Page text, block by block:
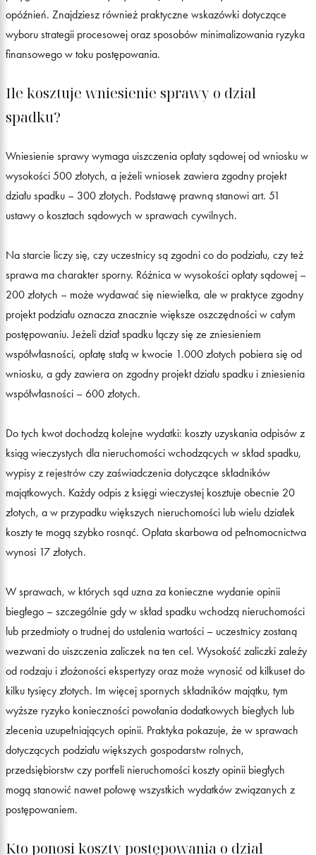
opóźnień. Znajdziesz również praktyczne wskazówki dotyczące
wyboru strategii procesowej oraz sposobów minimalizowania ryzyka
finansowego w toku postępowania.
Ile kosztuje wniesienie sprawy o dział
spadku?
Wniesienie sprawy wymaga uiszczenia opłaty sądowej od wniosku w
wysokości 500 złotych, a jeżeli wniosek zawiera zgodny projekt
działu spadku – 300 złotych. Podstawę prawną stanowi art. 51
ustawy o kosztach sądowych w sprawach cywilnych.
Na starcie liczy się, czy uczestnicy są zgodni co do podziału, czy też
sprawa ma charakter sporny. Różnica w wysokości opłaty sądowej –
200 złotych – może wydawać się niewielka, ale w praktyce zgodny
projekt podziału oznacza znacznie większe oszczędności w całym
postępowaniu. Jeżeli dział spadku łączy się ze zniesieniem
współwłasności, opłatę stałą w kwocie 1.000 złotych pobiera się od
wniosku, a gdy zawiera on zgodny projekt działu spadku i zniesienia
współwłasności – 600 złotych.
Do tych kwot dochodzą kolejne wydatki: koszty uzyskania odpisów z
ksiąg wieczystych dla nieruchomości wchodzących w skład spadku,
wypisy z rejestrów czy zaświadczenia dotyczące składników
majątkowych. Każdy odpis z księgi wieczystej kosztuje obecnie 20
złotych, a w przypadku większych nieruchomości lub wielu działek
koszty te mogą szybko rosnąć. Opłata skarbowa od pełnomocnictwa
wynosi 17 złotych.
W sprawach, w których sąd uzna za konieczne wydanie opinii
biegłego – szczególnie gdy w skład spadku wchodzą nieruchomości
lub przedmioty o trudnej do ustalenia wartości – uczestnicy zostaną
wezwani do uiszczenia zaliczek na ten cel. Wysokość zaliczki zależy
od rodzaju i złożoności ekspertyzy oraz może wynosić od kilkuset do
kilku tysięcy złotych. Im więcej spornych składników majątku, tym
wyższe ryzyko konieczności powołania dodatkowych biegłych lub
zlecenia uzupełniających opinii. Praktyka pokazuje, że w sprawach
dotyczących podziału większych gospodarstw rolnych,
przedsiębiorstw czy portfeli nieruchomości koszty opinii biegłych
mogą stanowić nawet połowę wszystkich wydatków związanych z
postępowaniem.
Kto ponosi koszty postępowania o dział